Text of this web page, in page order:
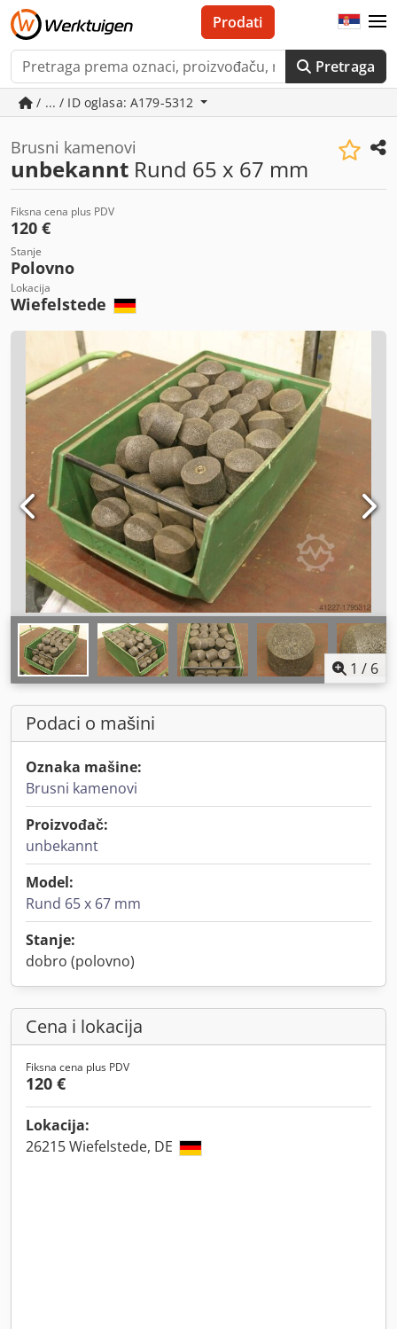
Pretraga
Prodati
/ ... / ID oglasa: A179-5312
Brusni kamenovi
unbekannt Rund 65 x 67 mm
Fiksna cena plus PDV
120 €
Stanje
Polovno
Lokacija
Wiefelstede
1 / 6
Podaci o mašini
Oznaka mašine:
Brusni kamenovi
Proizvođač:
unbekannt
Model:
Rund 65 x 67 mm
Stanje:
dobro (polovno)
Cena i lokacija
Fiksna cena plus PDV
120 €
Lokacija:
26215 Wiefelstede, DE